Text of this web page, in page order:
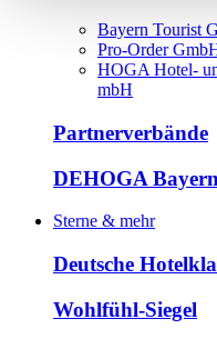
Bayern Tourist
Pro-Order
HOGA Hotel-
mbH
Partnerverbände
DEHOGA
Sterne & mehr
Deutsche
Wohlfühl-Siegel